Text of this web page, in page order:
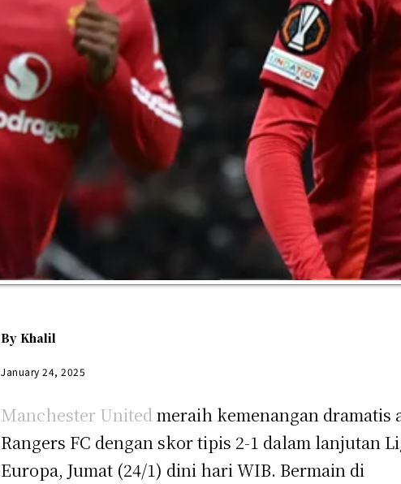
By Khalil
January 24, 2025
Manchester Unitedmeraih kemenangan dramatis
Rangers FC dengan skor tipis 2-1 dalam lanjutan
Europa, Jumat (24/1) dini hari WIB. Bermain di